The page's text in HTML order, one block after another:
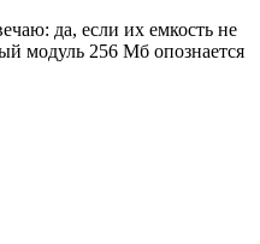
да, если их емкость не
модуль 256 Мб опознается